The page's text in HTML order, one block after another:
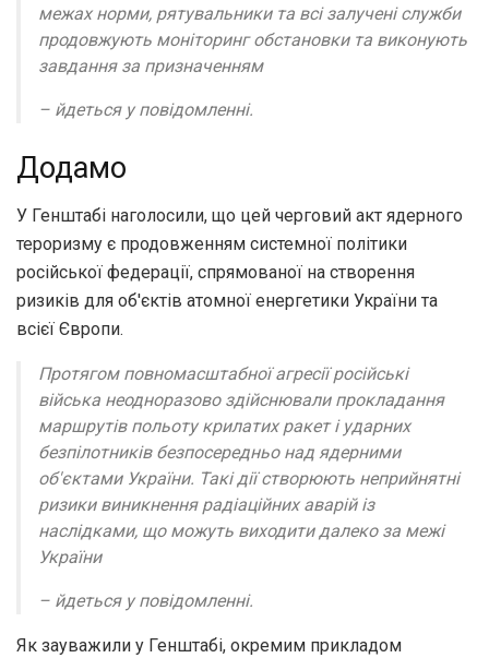
межах норми, рятувальники та всі залучені служби
продовжують моніторинг обстановки та виконують
завдання за призначенням
– йдеться у повідомленні.
Додамо
У Генштабі наголосили, що цей черговий акт ядерного
тероризму є продовженням системної політики
російської федерації, спрямованої на створення
ризиків для об'єктів атомної енергетики України та
всієї Європи.
Протягом повномасштабної агресії російські
війська неодноразово здійснювали прокладання
маршрутів польоту крилатих ракет і ударних
безпілотників безпосередньо над ядерними
об'єктами України. Такі дії створюють неприйнятні
ризики виникнення радіаційних аварій із
наслідками, що можуть виходити далеко за межі
України
– йдеться у повідомленні.
Як зауважили у Генштабі, окремим прикладом